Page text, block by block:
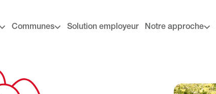
Communes Solution employeur Notre approche